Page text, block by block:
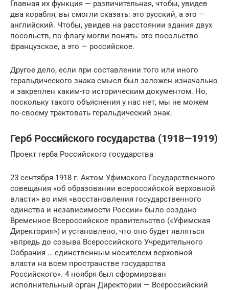
Главная их функция — различительная, чтобы, увидев
два корабля, вы смогли сказать: это русский, а это —
английский. Чтобы, увидев на расстоянии здания двух
посольств, по флагу могли понять: это посольство
французское, а это — российское.
Другое дело, если при составлении того или иного
геральдического знака смысл был заложен изначально
и закреплен каким-то историческим документом. Но,
поскольку такого объяснения у нас нет, мы не можем
по-своему трактовать геральдический знак.
Герб Российского государства (1918—1919)
Проект герба Российского государства
23 сентября 1918 г. Актом Уфимского Государственного
совещания «об образовании всероссийской верховной
власти» во имя «восстановления государственного
единства и независимости России» было создано
Временное Всероссийское правительство («Уфимская
Директория») и установлено, что оно будет являться
«впредь до созыва Всероссийского Учредительного
Собрания … единственным носителем верховной
власти на всем пространстве государства
Российского». 4 ноября был сформирован
исполнительный орган Директории — Всероссийский